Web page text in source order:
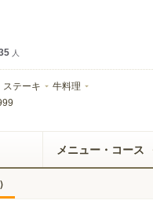
人
ステーキ 牛料理
メニュー・コース
)